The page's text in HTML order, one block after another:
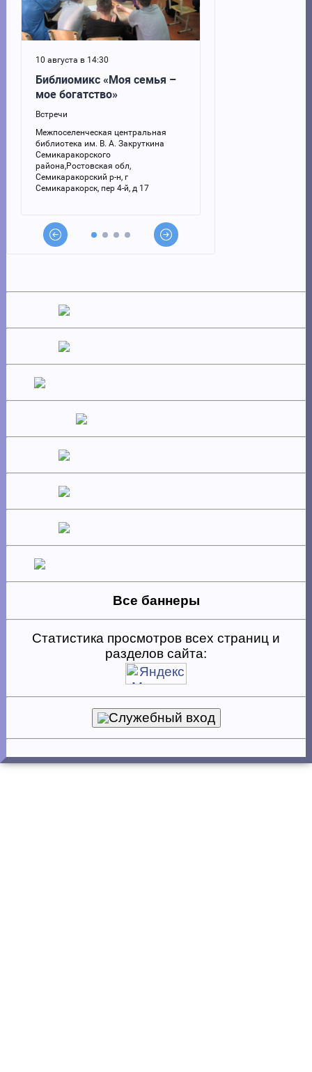
Все баннеры
Статистика просмотров всех страниц и
разделов сайта:
Служебный вход